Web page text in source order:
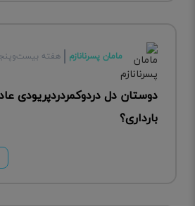
مامان پسرنانازم هفته
دوستان دل دردوکمردردپریودی
بارداری؟